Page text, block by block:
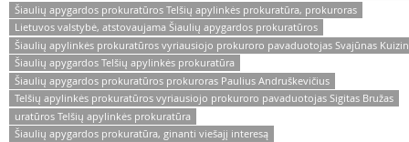
Šiaulių apygardos prokuratūros Telšių apylinkės prokuratūra, prokuroras
Lietuvos valstybė, atstovaujama Šiaulių apygardos prokuratūros
Šiaulių apylinkės prokuratūros vyriausiojo prokuroro pavaduotojas Svajūnas
Šiaulių apygardos Telšių apylinkės prokuratūra
Šiaulių apygardos prokuratūros prokuroras Paulius Andruškevičius
Telšių apylinkės prokuratūros vyriausiojo prokuroro pavaduotojas Sigitas Bružas
uratūros Telšių apylinkės prokuratūra
Šiaulių apygardos prokuratūra, ginanti viešajį interesą